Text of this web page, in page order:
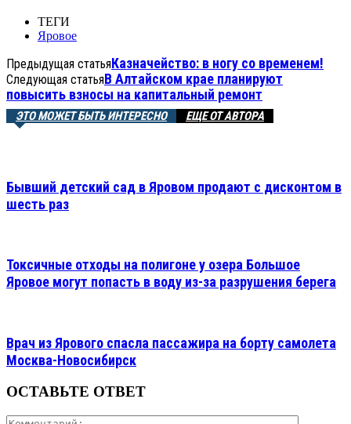
ТЕГИ
Яровое
Предыдущая статьяКазначейство: в ногу со временем!
Следующая статьяВ Алтайском крае планируют
повысить взносы на капитальный ремонт
ЭТО МОЖЕТ БЫТЬ ИНТЕРЕСНО ЕЩЕ ОТ АВТОРА
Бывший детский сад в Яровом продают с дисконтом в
шесть раз
Токсичные отходы на полигоне у озера Большое
Яровое могут попасть в воду из-за разрушения берега
Врач из Ярового спасла пассажира на борту самолета
Москва-Новосибирск
ОСТАВЬТЕ ОТВЕТ